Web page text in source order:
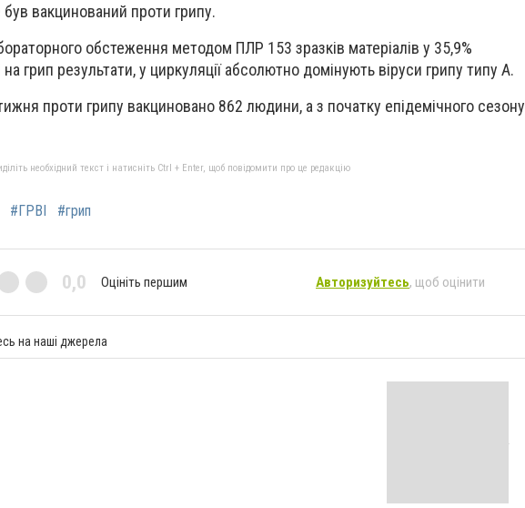
вакцинований проти грипу.
обстеження методом ПЛР 153 зразків матеріалів у 35,9%
грип результати, у циркуляції абсолютно домінують віруси грипу типу A.
проти грипу вакциновано 862 людини, а з початку епідемічного сезону
необхідний текст і натисніть Ctrl + Enter, щоб повідомити про це редакцію
#ГРВІ #грип
0,0 Оцініть першим Авторизуйтесь, щоб оцінити
на наші джерела